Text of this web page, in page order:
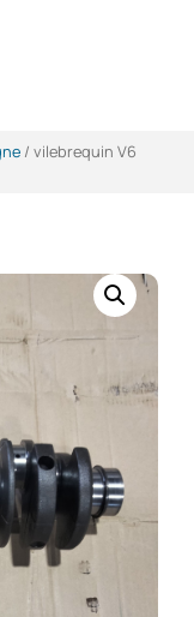
/ vilebrequin V6